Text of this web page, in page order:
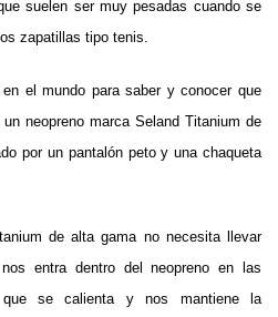
suelen ser muy pesadas cuando se
zapatillas tipo tenis.
el mundo para saber y conocer que
neopreno marca Seland Titanium de
por un pantalón peto y una chaqueta
de alta gama no necesita llevar
entra dentro del neopreno en las
se calienta y nos mantiene la